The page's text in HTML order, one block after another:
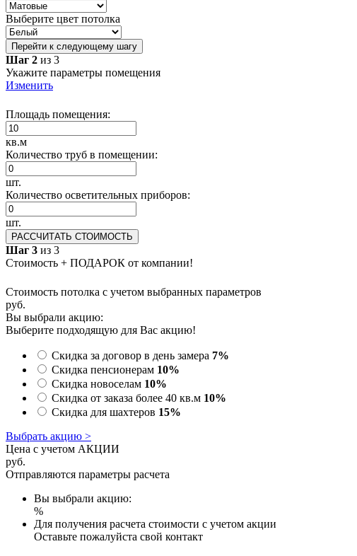
Выберите цвет потолка
Перейти к следующему шагу
Шаг 2 из 3
Укажите параметры помещения
Изменить
Площадь помещения:
кв.м
Количество труб в помещении:
шт.
Количество осветительных приборов:
шт.
РАССЧИТАТЬ СТОИМОСТЬ
Шаг 3 из 3
Стоимость + ПОДАРОК от компании!
Стоимость потолка с учетом выбранных параметров
руб.
Вы выбрали акцию:
Выберите подходящую для Вас акцию!
Скидка за договор в день замера 7%
Скидка пенсионерам 10%
Скидка новоселам 10%
Скидка от заказа более 40 кв.м 10%
Скидка для шахтеров 15%
Выбрать акцию >
Цена с учетом АКЦИИ
руб.
Отправляются параметры расчета
Вы выбрали акцию:
%
Для получения расчета стоимости с учетом акции
Оставьте пожалуйста свой контакт